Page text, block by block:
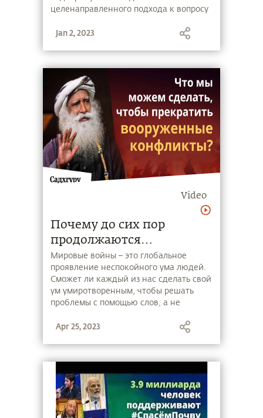
земель, представленное
сторон Конвенции
Организации
Объединенных Наций по
борьбе с опустыниванием
целенаправленного подхода к вопросу
реализовать трехстороннюю стратегию
краткое содержание его выступления.
Jan 2, 2023
Video
Почему до сих пор
продолжаются
вооруженные конфликты?
Мировые войны – это глобальное
проявление неспокойного ума людей.
Сможет ли каждый из нас сделать свой
ум умиротворенным, чтобы решать
проблемы с помощью слов, а не
Садхгуру о том, что необходимо
которое обратит возможные
катастрофы вспять.
Apr 25, 2023